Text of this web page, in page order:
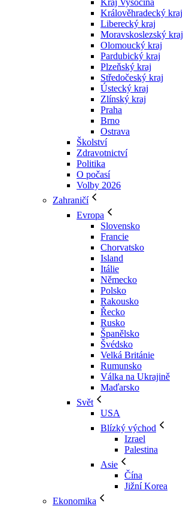
Kraj Vysočina
Králověhradecký kraj
Liberecký kraj
Moravskoslezský kraj
Olomoucký kraj
Pardubický kraj
Plzeňský kraj
Středočeský kraj
Ústecký kraj
Zlínský kraj
Praha
Brno
Ostrava
Školství
Zdravotnictví
Politika
O počasí
Volby 2026
Zahraničí
Evropa
Slovensko
Francie
Chorvatsko
Island
Itálie
Německo
Polsko
Rakousko
Řecko
Rusko
Španělsko
Švédsko
Velká Británie
Rumunsko
Válka na Ukrajině
Maďarsko
Svět
USA
Blízký východ
Izrael
Palestina
Asie
Čína
Jižní Korea
Ekonomika